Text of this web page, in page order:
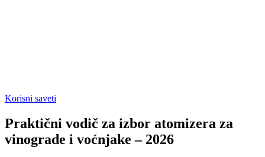
Korisni saveti
Praktični vodič za izbor atomizera za
vinograde i voćnjake – 2026